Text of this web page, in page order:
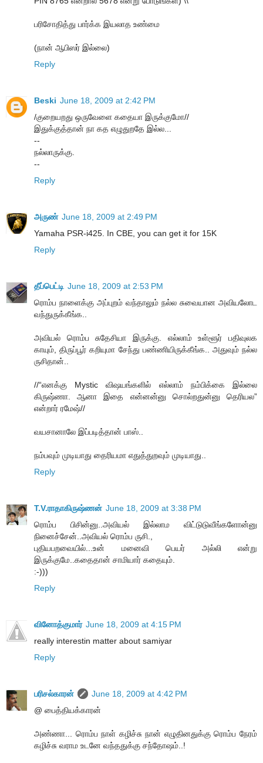
பரிசோதித்து பார்க்க இயலாத உண்மை
(நான் ஆபிஸர் இல்லை)
Reply
Beski June 18, 2009 at 2:42 PM
/குறையறது ஒருவேளை கதையா இருக்குமோ//
இதுக்குத்தான் நா கத எழுதுறதே இல்ல...
--
நல்லாருக்கு.
--
Reply
அருண் June 18, 2009 at 2:49 PM
Yamaha PSR-i425. In CBE, you can get it for 15K
Reply
தீப்பெட்டி June 18, 2009 at 2:53 PM
ரொம்ப நாளைக்கு அப்புறம் வந்தாலும் நல்ல சுவையான அவியலோட
வந்துருக்கீங்க..
அவியல் ரொம்ப சுதேசியா இருக்கு. எல்லாம் உள்ளூர் பதிவுலக
காயும், திருப்பூர் கறியுமா சேந்து பண்ணியிருக்கீங்க.. அதுவும் நல்ல
ருசிதான்..
//“எனக்கு Mystic விஷயங்களில் எல்லாம் நம்பிக்கை இல்லை
கிருஷ்ணா. ஆனா இதை என்னன்னு சொல்றதுன்னு தெரியல”
என்றார் ரமேஷ்//
வயசானாலே இப்படித்தான் பாஸ்..
நம்பவும் முடியாது தைரியமா எதுத்துறவும் முடியாது..
Reply
T.V.ராதாகிருஷ்ணன் June 18, 2009 at 3:38 PM
ரொம்ப பிசின்னு..அவியல் இல்லாம விட்டுடுவீங்களோன்னு
நினைச்சேன்..அவியல் ரொம்ப ருசி.,
புதியபறவையில்...உன் மனைவி பெயர் அல்லி என்று
இருக்குமே..கதைதான் சாமியார் கதையும்.
:-)))
Reply
வினோத்குமார் June 18, 2009 at 4:15 PM
really interestin matter about samiyar
Reply
பரிசல்காரன்
June 18, 2009 at 4:42 PM
@ பைத்தியக்காரன்
அண்ணா... ரொம்ப நாள் கழிச்சு நான் எழுதினதுக்கு ரொம்ப நேரம்
கழிச்சு வராம உடனே வந்ததுக்கு சந்தோஷம்..!